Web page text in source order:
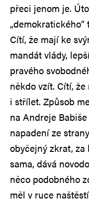
přeci jenom je.
Cítí, že mají ke
mandát vlády,
pravého
někdo vzít. Cítí,
i střílet. Způsob
na Andreje
napadení ze
obyčejný zkrat,
sama, dává
něco podobného
měl v ruce